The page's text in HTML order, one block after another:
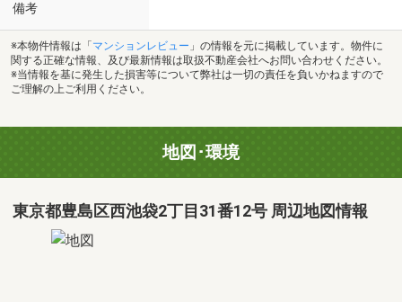
備考
※本物件情報は「 マンションレビュー 」の情報を元に掲載しています。物件に
関する正確な情報、及び最新情報は取扱不動産会社へお問い合わせください。
※当情報を基に発生した損害等について弊社は一切の責任を負いかねますので
ご理解の上ご利用ください。
地図･環境
東京都豊島区西池袋2丁目31番12号 周辺地図情報